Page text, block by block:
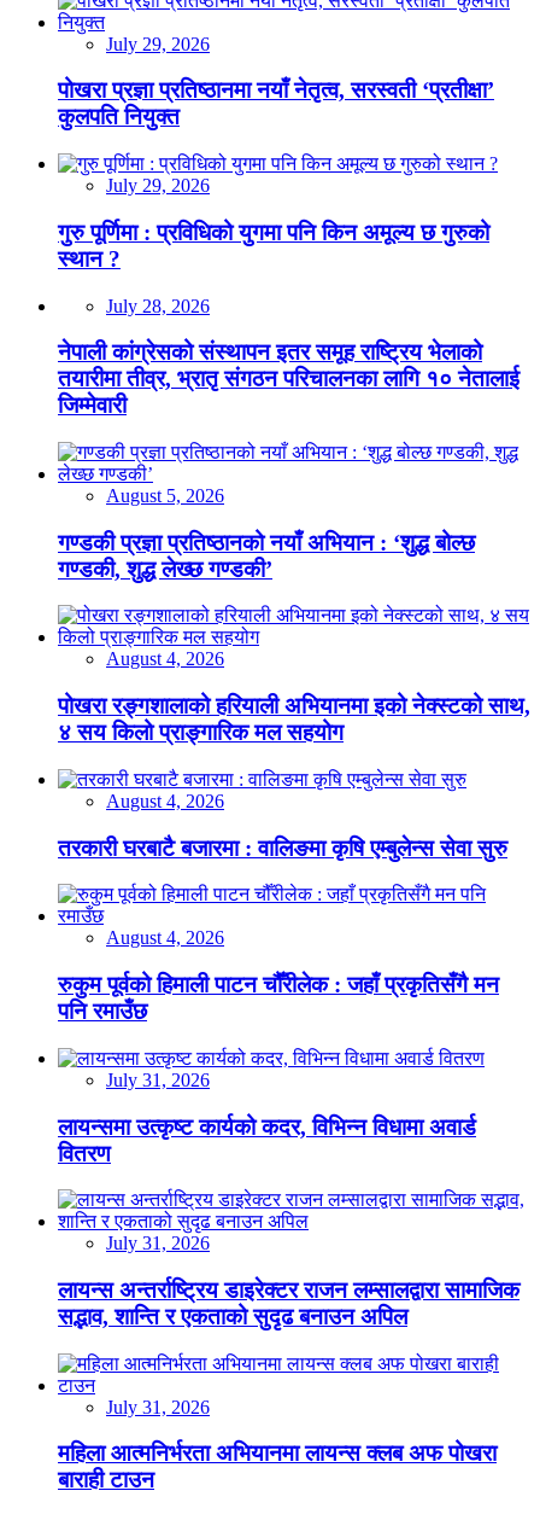
July 29, 2026
पोखरा प्रज्ञा प्रतिष्ठानमा नयाँ नेतृत्व, सरस्वती ‘प्रतीक्षा’
कुलपति नियुक्त
July 29, 2026
गुरु पूर्णिमा : प्रविधिको युगमा पनि किन अमूल्य छ गुरुको
स्थान ?
July 28, 2026
नेपाली कांग्रेसको संस्थापन इतर समूह राष्ट्रिय भेलाको
तयारीमा तीव्र, भ्रातृ संगठन परिचालनका लागि १० नेतालाई
जिम्मेवारी
August 5, 2026
गण्डकी प्रज्ञा प्रतिष्ठानको नयाँ अभियान : ‘शुद्ध बोल्छ
गण्डकी, शुद्ध लेख्छ गण्डकी’
August 4, 2026
पोखरा रङ्गशालाको हरियाली अभियानमा इको नेक्स्टको साथ,
४ सय किलो प्राङ्गारिक मल सहयोग
August 4, 2026
तरकारी घरबाटै बजारमा : वालिङमा कृषि एम्बुलेन्स सेवा सुरु
August 4, 2026
रुकुम पूर्वको हिमाली पाटन चौँरीलेक : जहाँ प्रकृतिसँगै मन
पनि रमाउँछ
July 31, 2026
लायन्समा उत्कृष्ट कार्यको कदर, विभिन्न विधामा अवार्ड
वितरण
July 31, 2026
लायन्स अन्तर्राष्ट्रिय डाइरेक्टर राजन लम्सालद्वारा सामाजिक
सद्भाव, शान्ति र एकताको सुदृढ बनाउन अपिल
July 31, 2026
महिला आत्मनिर्भरता अभियानमा लायन्स क्लब अफ पोखरा
बाराही टाउन